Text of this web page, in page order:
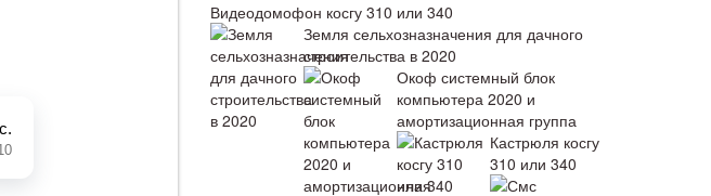
Видеодомофон косгу 310 или 340
Земля сельхозназначения для дачного
строительства в 2020
Окоф системный блок
компьютера 2020 и
амортизационная группа
Кастрюля косгу
310 или 340
Смс